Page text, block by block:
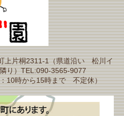
上片桐2311-1（県道沿い 松川イ
り）TEL:090-3565-9077
10時から15時まで 不定休）